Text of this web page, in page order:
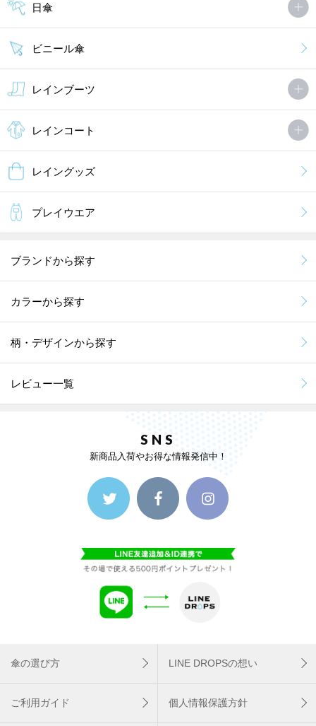
日傘
ビニール傘
レインブーツ
レインコート
レイングッズ
プレイウエア
ブランドから探す
カラーから探す
柄・デザインから探す
レビュー一覧
SNS
新商品入荷やお得な情報発信中！
傘の選び方 LINE DROPSの想い
ご利用ガイド 個人情報保護方針